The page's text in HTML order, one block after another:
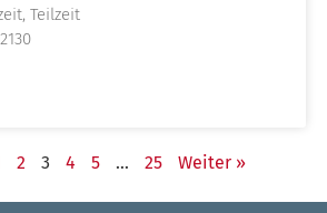
Teilzeit
2 3 4 5 … 25 Weiter »